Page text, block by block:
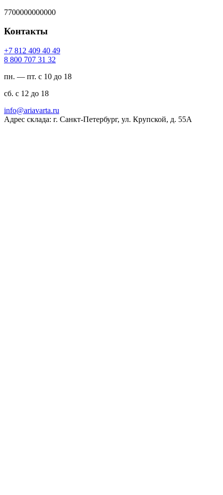
7700000000000
Контакты
94 04 904 218 7+
23 13 707 008 8
пн. — пт. с 10 до 18
сб. с 12 до 18
ur.atravaira@ofni
Адрес склада: г. Санкт-Петербург, ул. Крупской, д. 55А